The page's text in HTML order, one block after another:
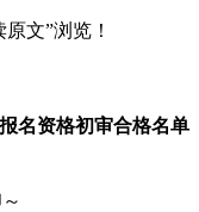
文”浏览！
名资格初审合格名单